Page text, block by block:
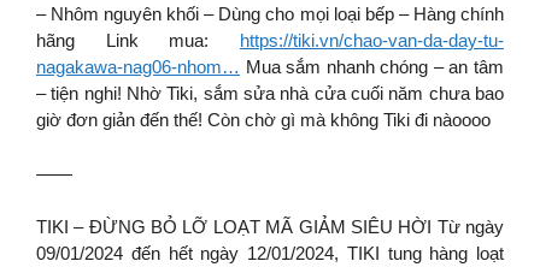
– Nhôm nguyên khối – Dùng cho mọi loại bếp – Hàng chính
hãng Link mua: https://tiki.vn/chao-van-da-day-tu-
nagakawa-nag06-nhom… Mua sắm nhanh chóng – an tâm
– tiện nghi! Nhờ Tiki, sắm sửa nhà cửa cuối năm chưa bao
giờ đơn giản đến thế! Còn chờ gì mà không Tiki đi nàoooo
——
TIKI – ĐỪNG BỎ LỠ LOẠT MÃ GIẢM SIÊU HỜI Từ ngày
09/01/2024 đến hết ngày 12/01/2024, TIKI tung hàng loạt